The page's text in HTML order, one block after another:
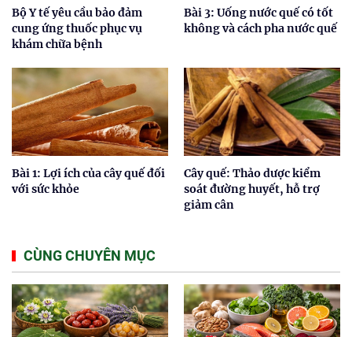
Bộ Y tế yêu cầu bảo đảm
cung ứng thuốc phục vụ
khám chữa bệnh
Bài 3: Uống nước quế có tốt
không và cách pha nước quế
Bài 1: Lợi ích của cây quế đối
với sức khỏe
Cây quế: Thảo dược kiểm
soát đường huyết, hỗ trợ
giảm cân
CÙNG CHUYÊN MỤC